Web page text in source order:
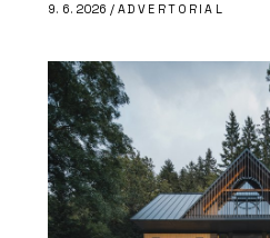
9. 6. 2026 / ADVERTORIAL